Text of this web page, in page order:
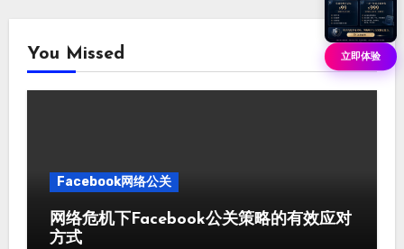
You Missed
Facebook网络公关
网络危机下Facebook公关策略的有效应对
方式
立即体验